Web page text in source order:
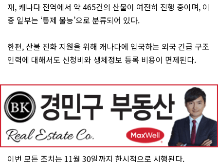
재, 캐나다 전역에서 약 465건의 산불이 여전히 진행 중이며, 이
중 일부는 ‘통제 불능’으로 분류되어 있다.
한편, 산불 진화 지원을 위해 캐나다에 입국하는 외국 긴급 구조
인력에 대해서도 신청비와 생체정보 등록 비용이 면제된다.
이번 모든 조치는 11월 30일까지 한시적으로 시행된다.